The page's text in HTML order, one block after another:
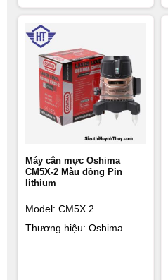
Máy cân mực Oshima
CM5X-2 Màu đồng Pin
lithium
Model: CM5X 2
Thương hiệu: Oshima